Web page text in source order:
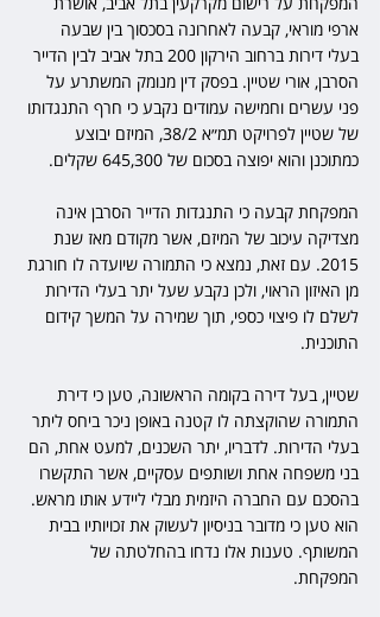
ארפי מוראי, קבעה לאחרונה בסכסוך בין שבעה
בעלי דירות ברחוב הירקון 200 בתל אביב לבין הדייר
הסרבן, אורי שטיין. בפסק דין מנומק המשתרע על
פני עשרים וחמישה עמודים נקבע כי חרף התנגדותו
של שטיין לפרויקט תמ״א 38/2, המיזם יבוצע
כמתוכנן והוא יפוצה בסכום של 645,300 שקלים.
המפקחת קבעה כי התנגדות הדייר הסרבן אינה
מצדיקה עיכוב של המיזם, אשר מקודם מאז שנת
2015. עם זאת, נמצא כי התמורה שיועדה לו חורגת
מן האיזון הראוי, ולכן נקבע שעל יתר בעלי הדירות
לשלם לו פיצוי כספי, תוך שמירה על המשך קידום
התוכנית.
שטיין, בעל דירה בקומה הראשונה, טען כי דירת
התמורה שהוקצתה לו קטנה באופן ניכר ביחס ליתר
בעלי הדירות. לדבריו, יתר השכנים, למעט אחת, הם
בני משפחה אחת ושותפים עסקיים, אשר התקשרו
בהסכם עם החברה היזמית מבלי ליידע אותו מראש.
הוא טען כי מדובר בניסיון לעשוק את זכויותיו בבית
המשותף. טענות אלו נדחו בהחלטתה של
המפקחת.